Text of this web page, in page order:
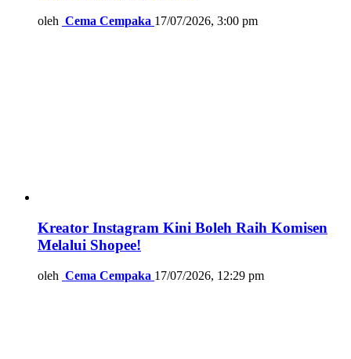
oleh Cema Cempaka 17/07/2026, 3:00 pm
Kreator Instagram Kini Boleh Raih Komisen
Melalui Shopee!
oleh Cema Cempaka 17/07/2026, 12:29 pm